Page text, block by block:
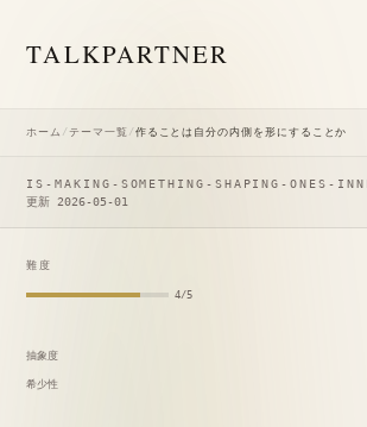
TALKPARTNER
ホーム /テーマ一覧/作ることは自分の内側を形にすることか
IS-MAKING-SOMETHING-SHAPING-ONES-
更新 2026-05-01
難度
4/5
抽象度
希少性